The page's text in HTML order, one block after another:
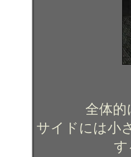
全体
サイドには小
す